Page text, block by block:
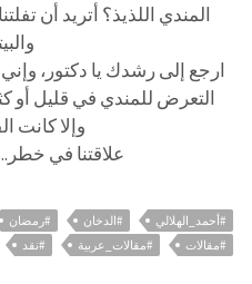
المندي اللذيذ؟ أتريد أن
ارجع إلى رشدك يا دكتور،
التعرض للمندي في قليل أو
وإلا كانت
علاقتنا في
#أحمد_الهلالي #الدخان #رمضان
#مقالات
#مقالات_عربية #نقد